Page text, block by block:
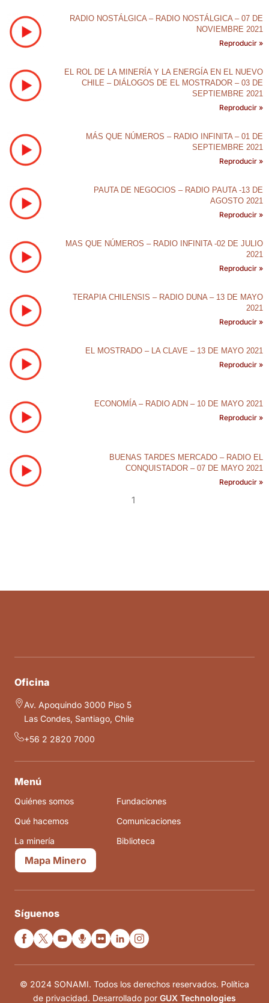
RADIO NOSTÁLGICA – RADIO NOSTÁLGICA – 07 DE
NOVIEMBRE 2021
Reproducir »
EL ROL DE LA MINERÍA Y LA ENERGÍA EN EL NUEVO
CHILE – DIÁLOGOS DE EL MOSTRADOR – 03 DE
SEPTIEMBRE 2021
Reproducir »
MÁS QUE NÚMEROS – RADIO INFINITA – 01 DE
SEPTIEMBRE 2021
Reproducir »
PAUTA DE NEGOCIOS – RADIO PAUTA -13 DE
AGOSTO 2021
Reproducir »
MAS QUE NÚMEROS – RADIO INFINITA -02 DE JULIO
2021
Reproducir »
TERAPIA CHILENSIS – RADIO DUNA – 13 DE MAYO
2021
Reproducir »
EL MOSTRADO – LA CLAVE – 13 DE MAYO 2021
Reproducir »
ECONOMÍA – RADIO ADN – 10 DE MAYO 2021
Reproducir »
BUENAS TARDES MERCADO – RADIO EL
CONQUISTADOR – 07 DE MAYO 2021
Reproducir »
1
Oficina
Av. Apoquindo 3000 Piso 5
Las Condes, Santiago, Chile
+56 2 2820 7000
Menú
Quiénes somos
Qué hacemos
La minería
Fundaciones
Comunicaciones
Biblioteca
Mapa Minero
Síguenos
© 2024 SONAMI. Todos los derechos reservados. Política
de privacidad. Desarrollado por GUX Technologies